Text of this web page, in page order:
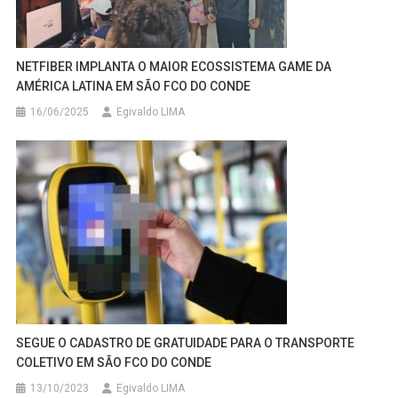
NETFIBER IMPLANTA O MAIOR ECOSSISTEMA GAME DA
AMÉRICA LATINA EM SÃO FCO DO CONDE
16/06/2025 Egivaldo LIMA
SEGUE O CADASTRO DE GRATUIDADE PARA O TRANSPORTE
COLETIVO EM SÃO FCO DO CONDE
13/10/2023 Egivaldo LIMA